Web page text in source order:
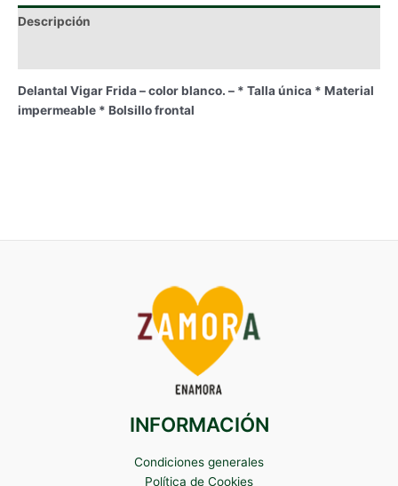
cantidad
Descripción
Delantal Vigar Frida – color blanco. – * Talla única * Material
impermeable * Bolsillo frontal
INFORMACIÓN
Condiciones generales
Política de Cookies